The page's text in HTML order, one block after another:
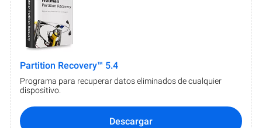
Partition Recovery™ 5.4
Programa para recuperar datos eliminados de cualquier
dispositivo.
Descargar